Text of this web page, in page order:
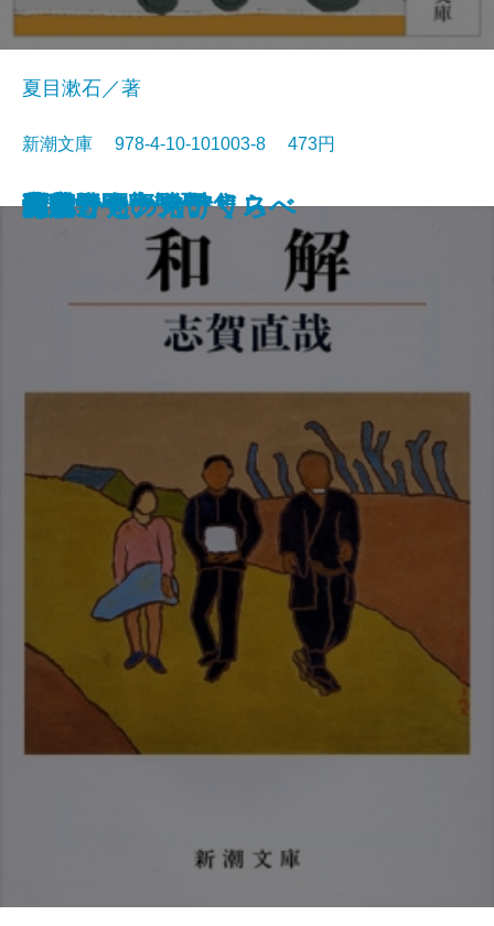
猟銃・闘牛
ヴェルレーヌ詩集
草枕
斜陽
高村光太郎詩集
歌行燈・高野聖
土
真実一路
老妓抄
坊っちゃん
夏目漱石／著
新潮文庫 978-4-10-101003-8 473円
和解
ヰタ・セクスアリス
出家とその弟子
にごりえ・たけくらべ
武蔵野
白痴
青年
雁
それから
門